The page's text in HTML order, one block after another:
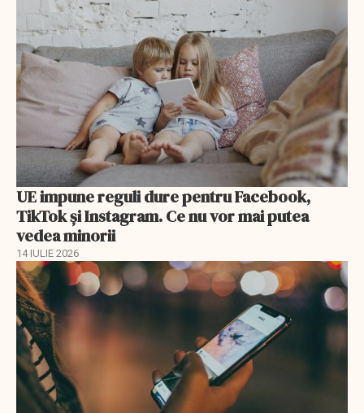
UE impune reguli dure pentru Facebook,
TikTok și Instagram. Ce nu vor mai putea
vedea minorii
14 IULIE 2026